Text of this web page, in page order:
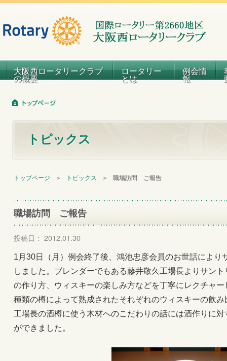
大阪西ロータリークラブ
の概要
ロータリー
とは
例会情
報
トピックス
トップページ ＞ トピックス ＞ 職場訪問 ご報告
職場訪問 ご報告
投稿日： 2012.01.30
1月30日（月）例会終了後、鴻池忠彦会員のお世話により
しました。ブレンダーでもある藤井敬久工場長よりサン
の作り方、ウィスキーの楽しみ方などを丁寧にレクチャ
種類の樽によって熟成されたそれぞれのウィスキーの飲
工場長の酒樽に使う木材へのこだわりの話には酒作りに
ができました。